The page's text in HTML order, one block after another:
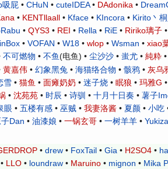
吸屁• CHuN • cuteIDEA• DAdonika •
• KENTllaall• Kface• KIncora • Kirito丶
• QYS3 • REI • Rella • RiE• Ririko璃子•
• VOFAN • W18• wlop• Wsman • xiao
不可燃物 • 不鱼(电鱼) • 尘沙沙• 蚩尤• 純粋•
黄嘉伟• 幻象黑兔 • 海猫络合物 • 骸鸦• 灰乌
雪• 猫鱼 • 面瘫奶奶 • 迷子烧• 眠狼 • 玛雅G •
• 沈苑苑• 时辰 • 诗驯 • 十月十日奏 • 薯子
眼 • 五楼有感• 巫贼• 我妻洛酱• 夏颜• 小吃
子Dan • 油漆娘 • 一锅玄哥• 一树羊羊•
• drew• FoxTail• Gia • H2SO4•
• LLO• loundraw• Maruino• mignon • Mika